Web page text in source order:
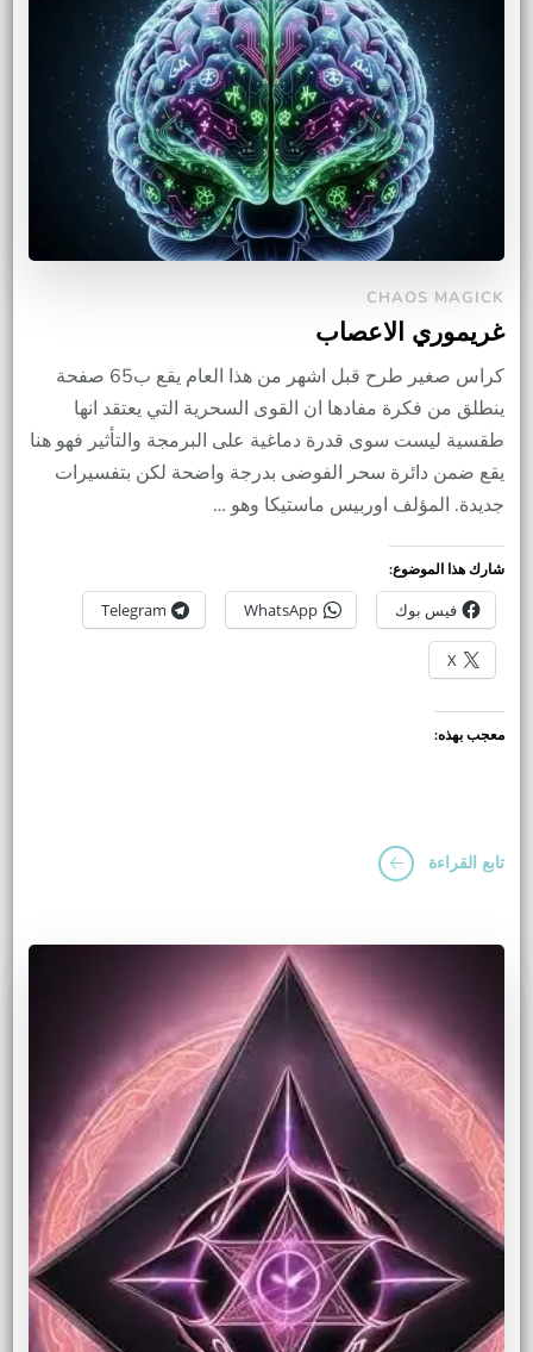
CHAOS MAGICK
غريموري الاعصاب
كراس صغير طرح قبل اشهر من هذا العام يقع ب65 صفحة
ينطلق من فكرة مفادها ان القوى السحرية التي يعتقد انها
طقسية ليست سوى قدرة دماغية على البرمجة والتأثير فهو هنا
يقع ضمن دائرة سحر الفوضى بدرجة واضحة لكن بتفسيرات
جديدة. المؤلف اوربيس ماستيكا وهو …
شارك هذا الموضوع:
فيس بوك WhatsApp
Telegram
X
معجب بهذه:
تابع القراءة